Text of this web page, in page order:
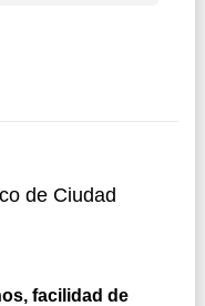
de Ciudad
facilidad de